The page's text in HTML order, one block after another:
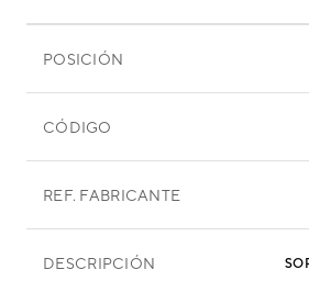
POSICIÓN
CÓDIGO
REF. FABRICANTE
DESCRIPCIÓN